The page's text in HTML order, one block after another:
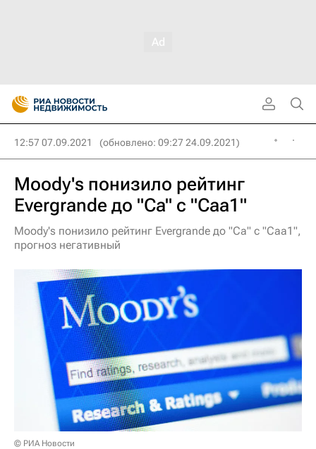
12:57 07.09.2021 (обновлено: 09:27 24.09.2021)
Moody's понизило рейтинг
Evergrande до "Ca" с "Caa1"
Moody's понизило рейтинг Evergrande до "Ca" с "Caa1",
прогноз негативный
© РИА Новости